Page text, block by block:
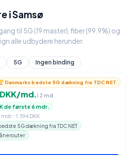
i Samsø
til 5G (19 master), fiber (99.9%) og
alle udbydere herunder.
5G Ingen binding
Danmarks bedste 5G dækning fra TDC NET
/ 90 Mbit/s
md.i 2 md.
de første 6 mdr.
1.394 DKK
5G dækning fra TDC NET